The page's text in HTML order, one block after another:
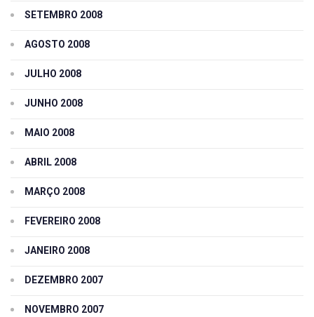
SETEMBRO 2008
AGOSTO 2008
JULHO 2008
JUNHO 2008
MAIO 2008
ABRIL 2008
MARÇO 2008
FEVEREIRO 2008
JANEIRO 2008
DEZEMBRO 2007
NOVEMBRO 2007